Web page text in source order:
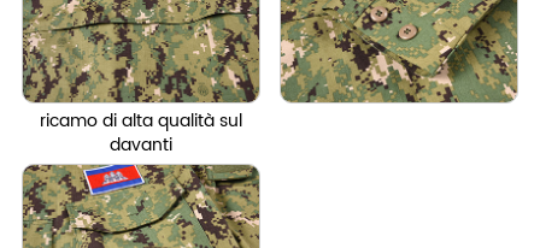
ricamo di alta qualità sul
davanti